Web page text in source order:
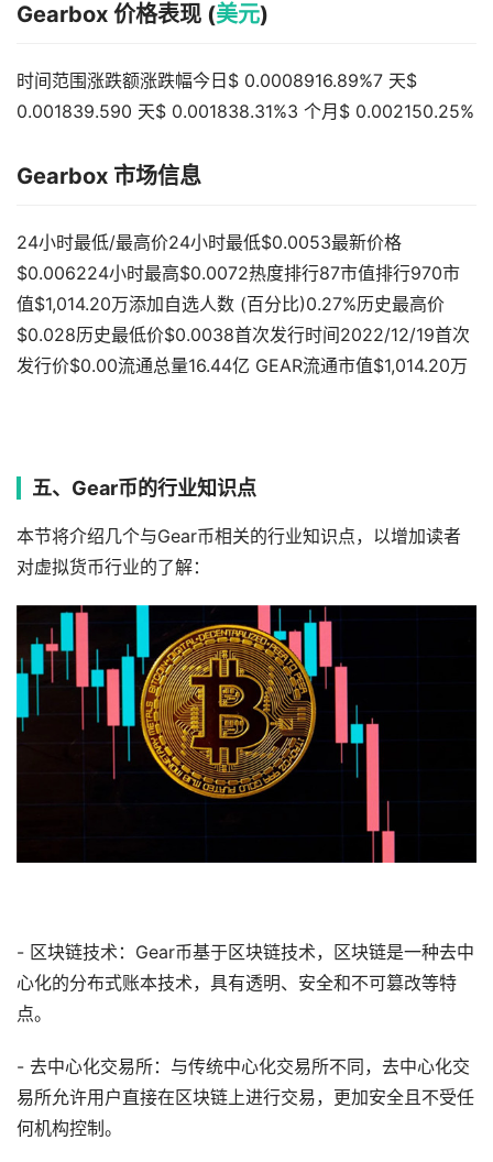
Gearbox 价格表现 (美元)
时间范围涨跌额涨跌幅今日$ 0.0008916.89%7 天$
0.001839.590 天$ 0.001838.31%3 个月$ 0.002150.25%
Gearbox 市场信息
24小时最低/最高价24小时最低$0.0053最新价格
$0.006224小时最高$0.0072热度排行87市值排行970市
值$1,014.20万添加自选人数 (百分比)0.27%历史最高价
$0.028历史最低价$0.0038首次发行时间2022/12/19首次
发行价$0.00流通总量16.44亿 GEAR流通市值$1,014.20万
五、Gear币的行业知识点
本节将介绍几个与Gear币相关的行业知识点，以增加读者
对虚拟货币行业的了解：
- 区块链技术：Gear币基于区块链技术，区块链是一种去中
心化的分布式账本技术，具有透明、安全和不可篡改等特
点。
- 去中心化交易所：与传统中心化交易所不同，去中心化交
易所允许用户直接在区块链上进行交易，更加安全且不受任
何机构控制。